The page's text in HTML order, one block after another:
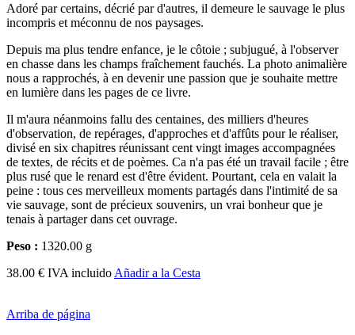
Adoré par certains, décrié par d'autres, il demeure le sauvage le plus
incompris et méconnu de nos paysages.
Depuis ma plus tendre enfance, je le côtoie ; subjugué, à l'observer
en chasse dans les champs fraîchement fauchés. La photo animalière
nous a rapprochés, à en devenir une passion que je souhaite mettre
en lumière dans les pages de ce livre.
Il m'aura néanmoins fallu des centaines, des milliers d'heures
d'observation, de repérages, d'approches et d'affûts pour le réaliser,
divisé en six chapitres réunissant cent vingt images accompagnées
de textes, de récits et de poèmes. Ca n'a pas été un travail facile ; être
plus rusé que le renard est d'être évident. Pourtant, cela en valait la
peine : tous ces merveilleux moments partagés dans l'intimité de sa
vie sauvage, sont de précieux souvenirs, un vrai bonheur que je
tenais à partager dans cet ouvrage.
Peso : 1320.00 g
38.00 € IVA incluido Añadir a la Cesta
Arriba de página